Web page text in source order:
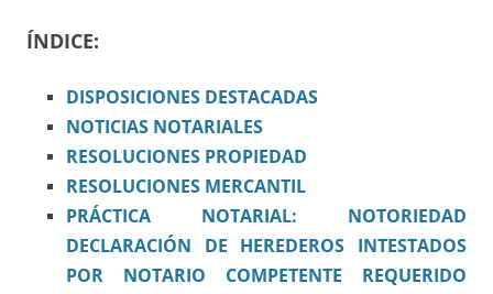
ÍNDICE:
DISPOSICIONES DESTACADAS
NOTICIAS NOTARIALES
RESOLUCIONES PROPIEDAD
RESOLUCIONES MERCANTIL
PRÁCTICA NOTARIAL: NOTORIEDAD
DECLARACIÓN DE HEREDEROS INTESTADOS
POR NOTARIO COMPETENTE REQUERIDO